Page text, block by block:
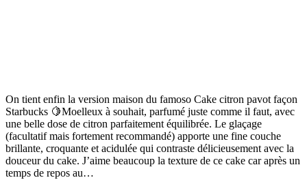
On tient enfin la version maison du famoso Cake citron pavot façon
Starbucks 🍋Moelleux à souhait, parfumé juste comme il faut, avec
une belle dose de citron parfaitement équilibrée. Le glaçage
(facultatif mais fortement recommandé) apporte une fine couche
brillante, croquante et acidulée qui contraste délicieusement avec la
douceur du cake. J’aime beaucoup la texture de ce cake car après un
temps de repos au…